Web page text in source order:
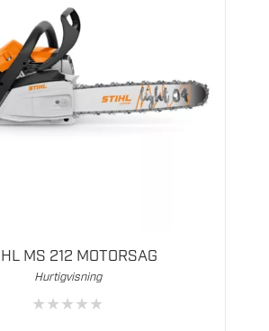
MS 212 MOTORSAG
Hurtigvisning
★★★★★